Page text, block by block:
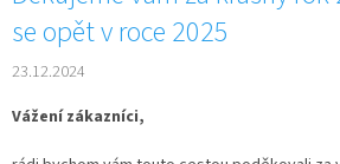
se opět v roce 2025
23.12.2024
Vážení zákazníci,